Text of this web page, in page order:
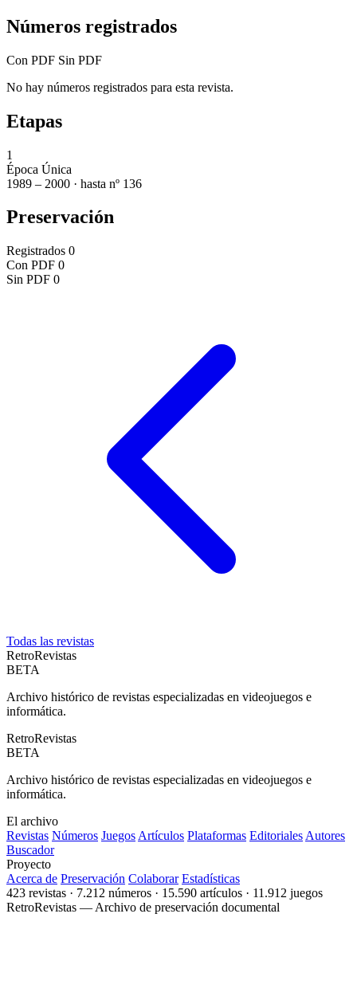
Números registrados
Con PDF Sin PDF
No hay números registrados para esta revista.
Etapas
1
Época Única
1989 – 2000 · hasta nº 136
Preservación
Registrados 0
Con PDF 0
Sin PDF 0
Todas las revistas
RetroRevistas
BETA
Archivo histórico de revistas especializadas en videojuegos e
informática.
RetroRevistas
BETA
Archivo histórico de revistas especializadas en videojuegos e
informática.
El archivo
Revistas Números Juegos Artículos Plataformas Editoriales Autores
Buscador
Proyecto
Acerca de Preservación Colaborar Estadísticas
423 revistas · 7.212 números · 15.590 artículos · 11.912 juegos
RetroRevistas — Archivo de preservación documental